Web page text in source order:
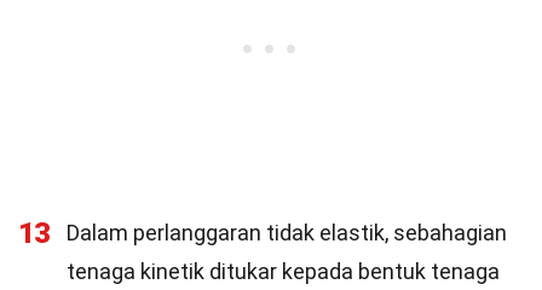
13
Dalam perlanggaran tidak elastik, sebahagian
tenaga kinetik ditukar kepada bentuk tenaga